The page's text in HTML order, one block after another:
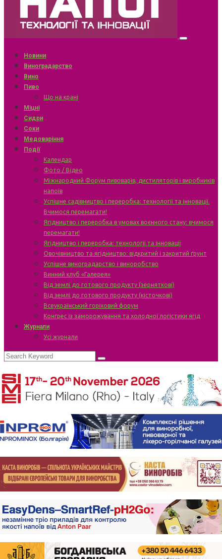
Новини
Виноградарство
Вино
Пиво
Що на крані
Міцні
Сидри
Соки
Медоваріння
Події
Календар
Фото / Відео
Міжнародний Форум пивоварів, дистиляторів і виробників
напоїв
Успішне садівництво і переробка: технології та інновації.
Вчимося перемагати!
Ягідництво і переробка в умовах воєнного стану: вчимося
перемагати!
Ягідництво і переробка: технології та інновації
Овочівництво та ягідництво: відкритий і закритий ґрунт
Успішне виноградарство і виноробство
Винний клуб «Галерея»
Від землі до готового продукту (зерняткові)
Від землі до готового продукту (кісточкові)
Всеукраїнський горіховий форум
Конгрес із заморожування та холодної логістики ягід
Журнали
Усі журнали